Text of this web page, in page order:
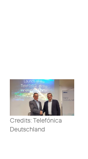
Credits: Telefónica
Deutschland